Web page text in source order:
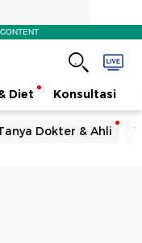
Diet Konsultasi
Dokter & Ahli